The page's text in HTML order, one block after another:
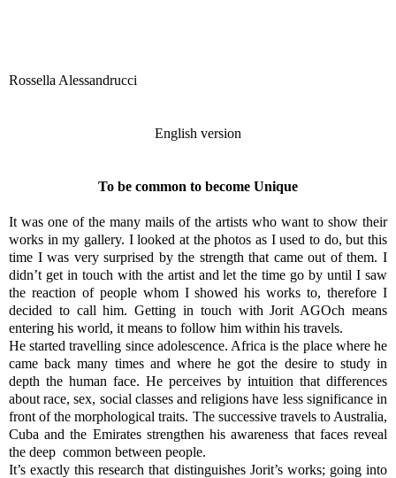
Rossella Alessandrucci
English version
To be common to become Unique
It was one of the many mails of the artists who want to show their
works in my gallery. I looked at the photos as I used to do, but this
time I was very surprised by the strength that came out of them. I
didn’t get in touch with the artist and let the time go by until I saw
the reaction of people whom I showed his works to, therefore I
decided to call him. Getting in touch with Jorit AGOch means
entering his world, it means to follow him within his travels.
He started travelling since adolescence. Africa is the place where he
came back many times and where he got the desire to study in
depth the human face. He perceives by intuition that differences
about race, sex, social classes and religions have less significance in
front of the morphological traits. The successive travels to Australia,
Cuba and the Emirates strengthen his awareness that faces reveal
the deep common between people.
It’s exactly this research that distinguishes Jorit’s works; going into